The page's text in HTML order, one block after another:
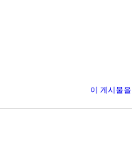
이 게시물을